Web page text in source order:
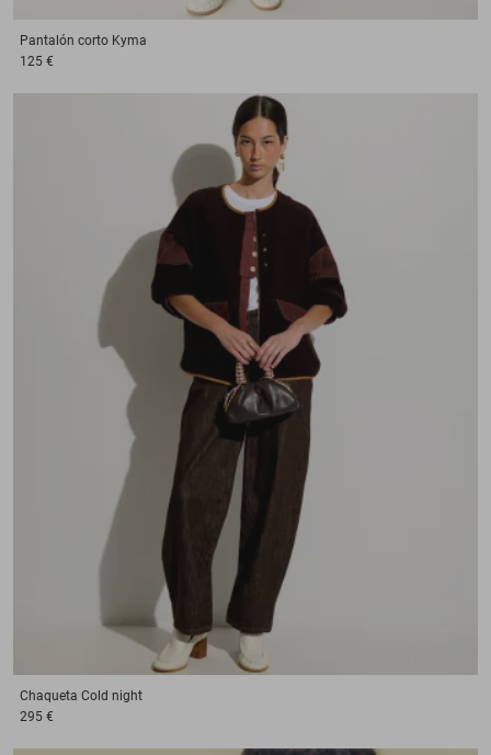
Pantalón corto Kyma
125 €
Chaqueta Cold night
295 €